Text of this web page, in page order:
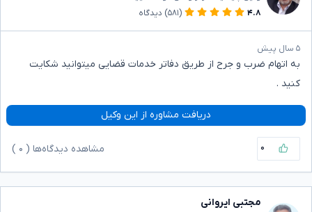
۴.۸
(۵۸۱) دیدگاه
۵ سال پیش
به اتهام ضرب و جرح از طریق دفاتر خدمات قضایی میتوانید شکایت
کنید .
دریافت مشاوره از این وکیل
۰ مشاهده دیدگاه‌ها ( ۰
مجتبی ایروانی